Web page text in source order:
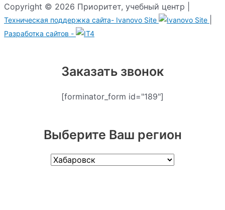
Copyright © 2026 Приоритет, учебный центр |
Техническая поддержка сайта- Ivanovo Site
Разработка сайтов -
Заказать звонок
[forminator_form id="189"]
Выберите Ваш регион